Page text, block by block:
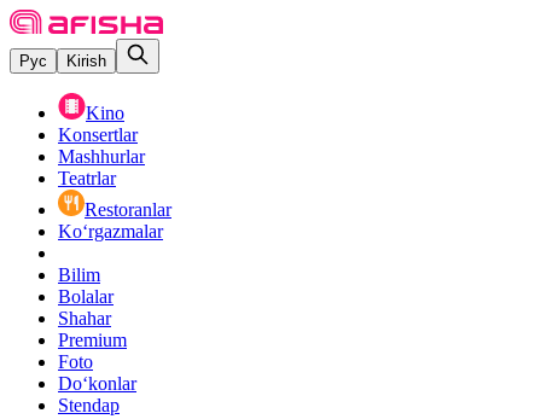
Рус Kirish
Kino
Konsertlar
Mashhurlar
Teatrlar
Restoranlar
Ko‘rgazmalar
Bilim
Bolalar
Shahar
Premium
Foto
Do‘konlar
Stendap